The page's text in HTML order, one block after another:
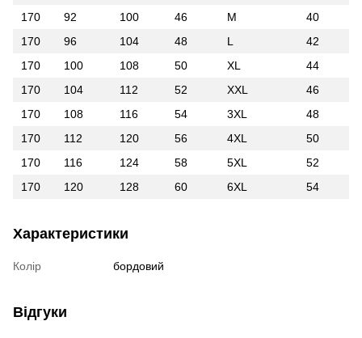
170
92 100 46 M
40
170
96 104 48 L
42
170
100 108 50 XL
44
170
104 112 52 XXL
46
170
108 116 54 3XL
48
170
112 120 56 4XL
50
170
116 124 58 5XL
52
170
120 128 60 6XL 54
Характеристики
Колір бордовий
Відгуки